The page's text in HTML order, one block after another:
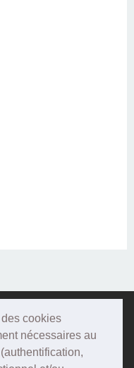
cookies
nécessaires au